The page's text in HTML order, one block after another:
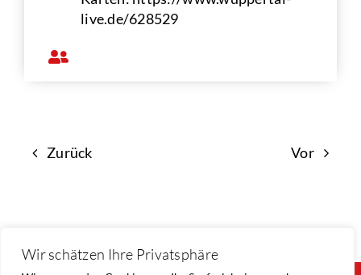
Wir schätzen Ihre Privatsphäre
live.de/628529
Zurück Vor